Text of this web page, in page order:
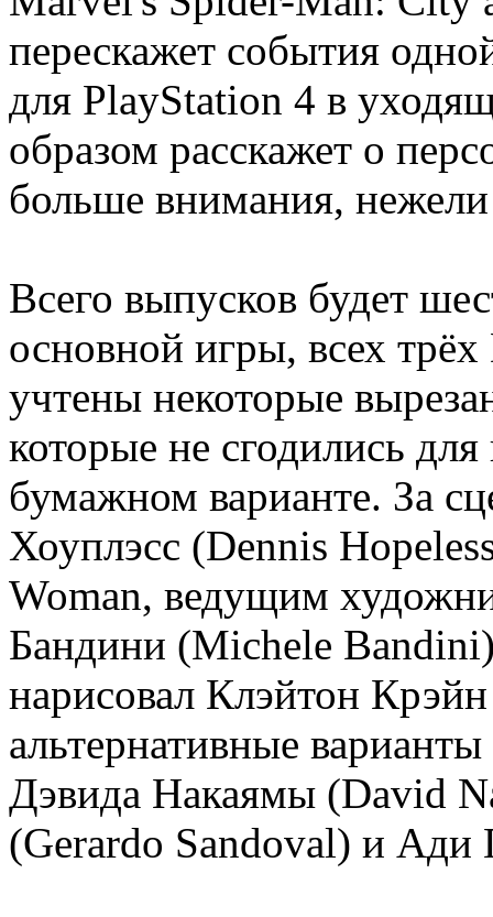
перескажет события
для PlayStation 4 в
образом расскажет о
больше внимания,
Всего выпусков будет
основной игры, всех
учтены некоторые
которые не сгодились
бумажном варианте. За
Хоуплэсс (Dennis
Woman, ведущим
Бандини (Michele
нарисовал Клэйтон
альтернативные
Дэвида Накаямы (David
(Gerardo Sandoval) и Ади